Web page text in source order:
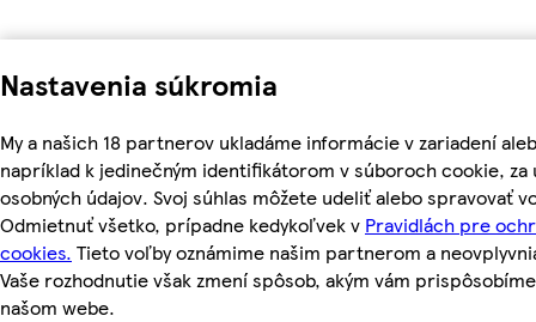
Nastavenia súkromia
My a našich 18 partnerov ukladáme informácie v zariadení
napríklad k jedinečným identifikátorom v súboroch cookie,
osobných údajov. Svoj súhlas môžete udeliť alebo spravovať
Odmietnuť všetko, prípadne kedykoľvek v Pravidlách pre
cookies. Tieto voľby oznámime našim partnerom a
Vaše rozhodnutie však zmení spôsob, akým vám
našom webe.